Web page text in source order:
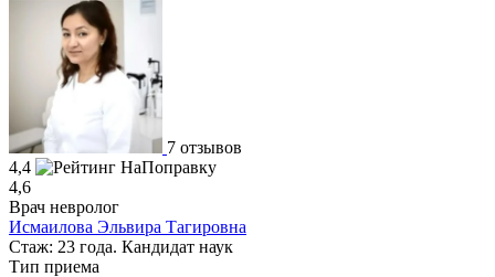
7 отзывов
4,4
4,6
Врач невролог
Исмаилова Эльвира Тагировна
Стаж: 23 года. Кандидат наук
Тип приема